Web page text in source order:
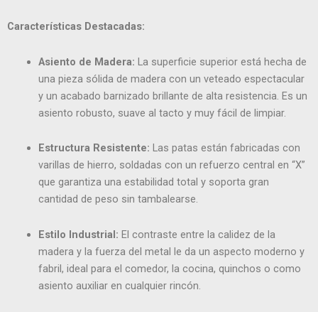
Características Destacadas:
Asiento de Madera: La superficie superior está hecha de
una pieza sólida de madera con un veteado espectacular
y un acabado barnizado brillante de alta resistencia. Es un
asiento robusto, suave al tacto y muy fácil de limpiar.
Estructura Resistente: Las patas están fabricadas con
varillas de hierro, soldadas con un refuerzo central en “X”
que garantiza una estabilidad total y soporta gran
cantidad de peso sin tambalearse.
Estilo Industrial: El contraste entre la calidez de la
madera y la fuerza del metal le da un aspecto moderno y
fabril, ideal para el comedor, la cocina, quinchos o como
asiento auxiliar en cualquier rincón.